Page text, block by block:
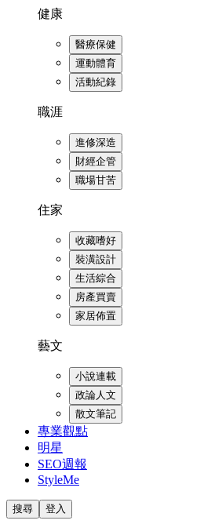
健康
醫療保健
運動體育
活動紀錄
職涯
進修深造
財經企管
職場甘苦
住家
收藏嗜好
裝潢設計
生活綜合
房產買賣
家居佈置
藝文
小說連載
政論人文
散文筆記
專業觀點
明星
SEO週報
StyleMe
搜尋 登入